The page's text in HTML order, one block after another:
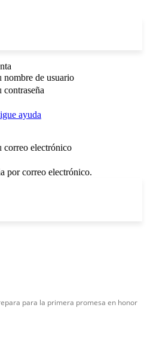
nombre de usuario
contraseña
ayuda
correo electrónico
por correo electrónico.
para la primera promesa en honor